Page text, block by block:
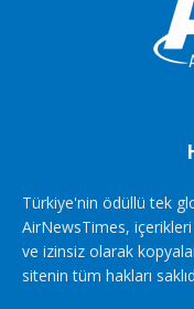
Türkiye'nin ödüllü tek
AirNewsTimes, içerikleri
ve izinsiz olarak
sitenin tüm hakları